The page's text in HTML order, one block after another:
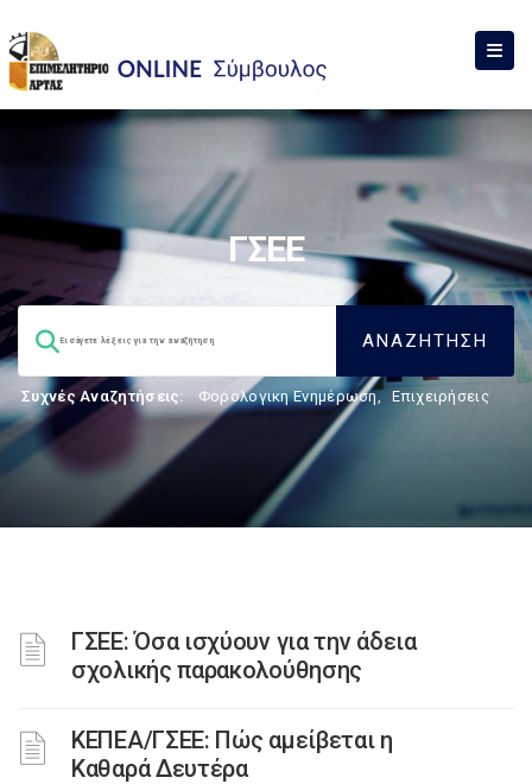
ΓΣΕΕ
Συχνές Αναζητήσεις: Φορολογικη Ενημέρωση, Επιχειρήσεις
ΓΣΕΕ: Όσα ισχύουν για την άδεια
σχολικής παρακολούθησης
ΚΕΠΕΑ/ΓΣΕΕ: Πώς αμείβεται η
Καθαρά Δευτέρα